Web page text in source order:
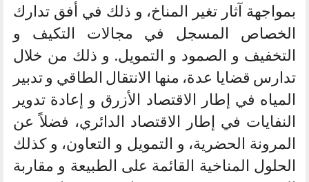
بمواجهة آثار تغير المناخ، و ذلك في أفق تدارك
الخصاص المسجل في مجالات التكيف و
التخفيف و الصمود و التمويل. و ذلك من خلال
تدارس قضايا عدة، منها الانتقال الطاقي و تدبير
المياه في إطار الاقتصاد الأزرق و إعادة تدوير
النفايات في إطار الاقتصاد الدائري، فضلاً عن
المرونة الحضرية، و التمويل و التعاون، و كذلك
الحلول المناخية القائمة على الطبيعة و مقاربة